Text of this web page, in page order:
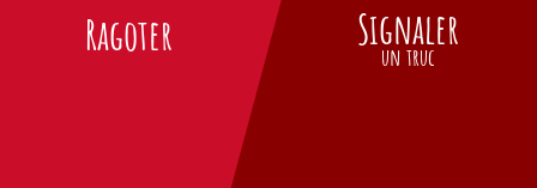
Ragoter Signaler
un truc